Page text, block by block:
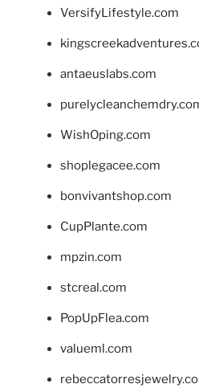
VersifyLifestyle.com
antaeuslabs.com
WishOping.com
shoplegacee.com
bonvivantshop.com
CupPlante.com
mpzin.com
stcreal.com
PopUpFlea.com
valueml.com